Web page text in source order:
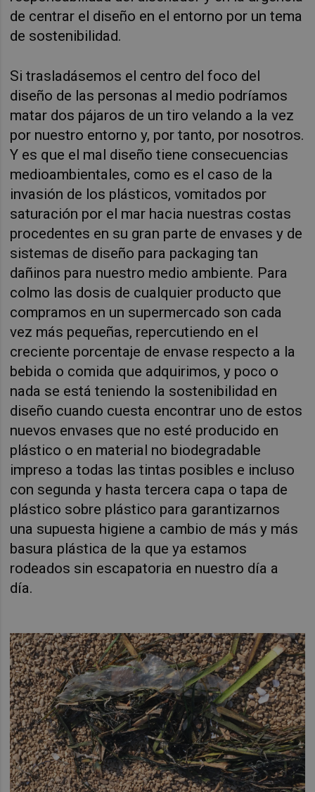
de centrar el diseño en el entorno por un tema
de sostenibilidad.
Si trasladásemos el centro del foco del
diseño de las personas al medio podríamos
matar dos pájaros de un tiro velando a la vez
por nuestro entorno y, por tanto, por nosotros.
Y es que el mal diseño tiene consecuencias
medioambientales, como es el caso de la
invasión de los plásticos, vomitados por
saturación por el mar hacia nuestras costas
procedentes en su gran parte de envases y de
sistemas de diseño para packaging tan
dañinos para nuestro medio ambiente. Para
colmo las dosis de cualquier producto que
compramos en un supermercado son cada
vez más pequeñas, repercutiendo en el
creciente porcentaje de envase respecto a la
bebida o comida que adquirimos, y poco o
nada se está teniendo la sostenibilidad en
diseño cuando cuesta encontrar uno de estos
nuevos envases que no esté producido en
plástico o en material no biodegradable
impreso a todas las tintas posibles e incluso
con segunda y hasta tercera capa o tapa de
plástico sobre plástico para garantizarnos
una supuesta higiene a cambio de más y más
basura plástica de la que ya estamos
rodeados sin escapatoria en nuestro día a
día.